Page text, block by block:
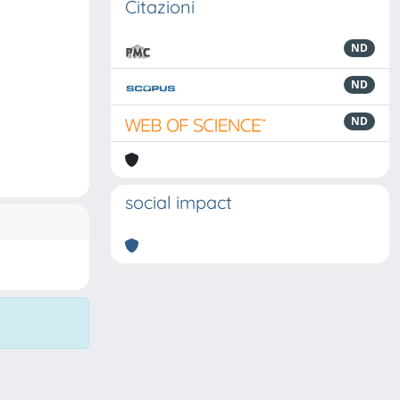
Citazioni
ND
ND
ND
social impact